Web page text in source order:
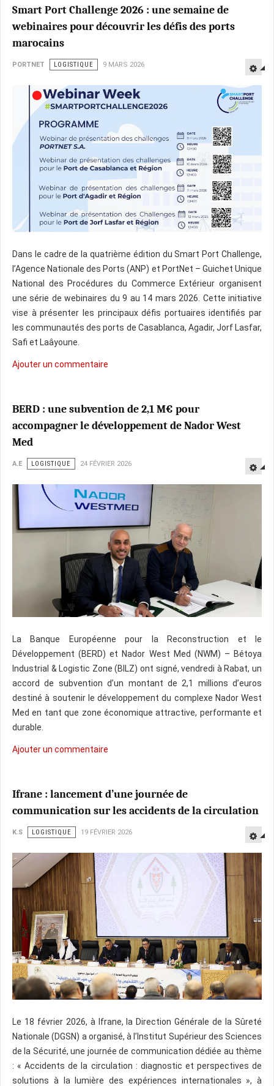
Smart Port Challenge 2026 : une semaine de
webinaires pour découvrir les défis des ports
marocains
PORTNET LOGISTIQUE 9 MARS 2026
Dans le cadre de la quatrième édition du Smart Port Challenge,
l’Agence Nationale des Ports (ANP) et PortNet – Guichet Unique
National des Procédures du Commerce Extérieur organisent
une série de webinaires du 9 au 14 mars 2026. Cette initiative
vise à présenter les principaux défis portuaires identifiés par
les communautés des ports de Casablanca, Agadir, Jorf Lasfar,
Safi et Laâyoune.
Ajouter un commentaire
BERD : une subvention de 2,1 M€ pour
accompagner le développement de Nador West
Med
A.E LOGISTIQUE 24 FÉVRIER 2026
La Banque Européenne pour la Reconstruction et le
Développement (BERD) et Nador West Med (NWM) – Bétoya
Industrial & Logistic Zone (BILZ) ont signé, vendredi à Rabat, un
accord de subvention d’un montant de 2,1 millions d’euros
destiné à soutenir le développement du complexe Nador West
Med en tant que zone économique attractive, performante et
durable.
Ajouter un commentaire
Ifrane : lancement d’une journée de
communication sur les accidents de la circulation
K.S LOGISTIQUE 19 FÉVRIER 2026
Le 18 février 2026, à Ifrane, la Direction Générale de la Sûreté
Nationale (DGSN) a organisé, à l’Institut Supérieur des Sciences
de la Sécurité, une journée de communication dédiée au thème
: « Accidents de la circulation : diagnostic et perspectives de
solutions à la lumière des expériences internationales », à